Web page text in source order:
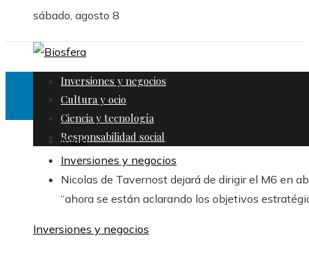
sábado, agosto 8
Inversiones y negocios
Cultura y ocio
Ciencia y tecnología
Responsabilidad social
Inicio
Inversiones y negocios
Nicolas de Tavernost dejará de dirigir el M6 en
“ahora se están aclarando los objetivos
Inversiones y negocios